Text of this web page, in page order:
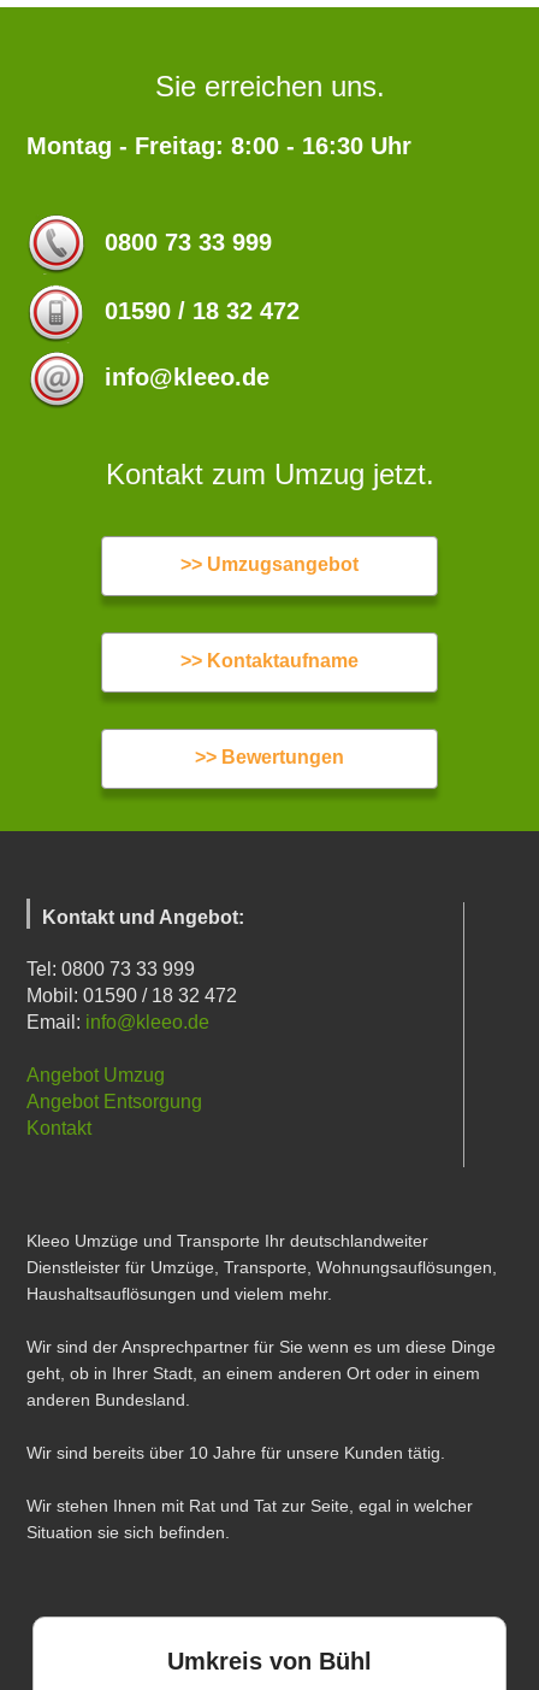
Sie erreichen uns.
Montag - Freitag: 8:00 - 16:30 Uhr
0800 73 33 999
01590 / 18 32 472
info@kleeo.de
Kontakt zum Umzug jetzt.
>> Umzugsangebot
>> Kontaktaufname
>> Bewertungen
Kontakt und Angebot:
Tel: 0800 73 33 999
Mobil: 01590 / 18 32 472
Email: info@kleeo.de
Angebot Umzug
Angebot Entsorgung
Kontakt
Kleeo Umzüge und Transporte Ihr deutschlandweiter
Dienstleister für Umzüge, Transporte, Wohnungsauflösungen,
Haushaltsauflösungen und vielem mehr.
Wir sind der Ansprechpartner für Sie wenn es um diese Dinge
geht, ob in Ihrer Stadt, an einem anderen Ort oder in einem
anderen Bundesland.
Wir sind bereits über 10 Jahre für unsere Kunden tätig.
Wir stehen Ihnen mit Rat und Tat zur Seite, egal in welcher
Situation sie sich befinden.
Umkreis von Bühl